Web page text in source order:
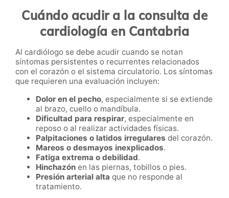
Cuándo acudir a la consulta de
cardiología en Cantabria
Al cardiólogo se debe acudir cuando se notan
síntomas persistentes o recurrentes relacionados
con el corazón o el sistema circulatorio. Los síntomas
que requieren una evaluación incluyen:
Dolor en el pecho, especialmente si se extiende
al brazo, cuello o mandíbula.
Dificultad para respirar, especialmente en
reposo o al realizar actividades físicas.
Palpitaciones o latidos irregulares del corazón.
Mareos o desmayos inexplicados.
Fatiga extrema o debilidad.
Hinchazón en las piernas, tobillos o pies.
Presión arterial alta que no responde al
tratamiento.